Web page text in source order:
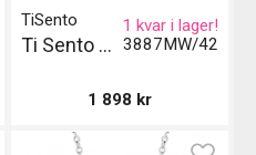
3887MW/42
TiSento
Ti Sento Milano Halsband
1 kvar i lager!
1 898 kr